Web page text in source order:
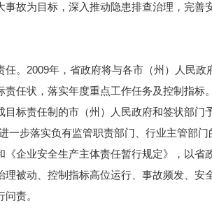
事故为目标，深入推动隐患排查治理，完善
任。2009年，省政府将与各市（州）人民
责任状，落实年度重点工作任务及控制指标
目标责任制的市（州）人民政府和签状部门
一步落实负有监管职责部门、行业主管部
《企业安全生产主体责任暂行规定》，以省
理被动、控制指标高位运行、事故频发、安
责。